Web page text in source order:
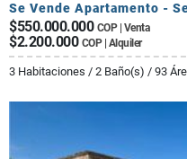
Se Vende Apartamento -
$550.000.000 COP | Venta
$2.200.000 COP | Alquiler
3 Habitaciones / 2 Baño(s) / 93